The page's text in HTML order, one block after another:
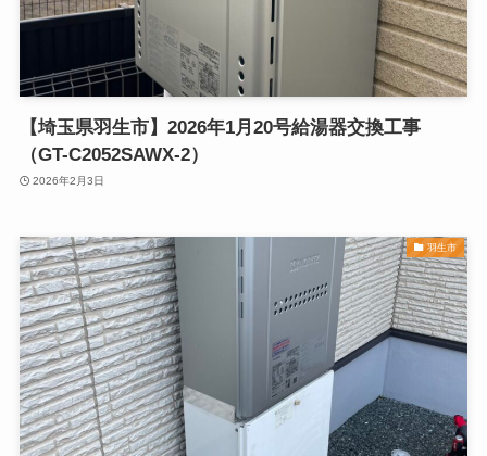
【埼玉県羽生市】2026年1月20号給湯器交換工事
（GT-C2052SAWX-2）
2026年2月3日
羽生市